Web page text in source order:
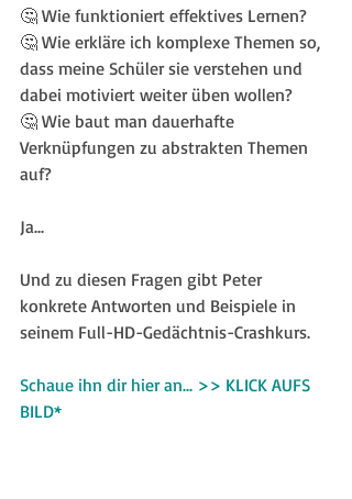
🤔 Wie funktioniert effektives Lernen?
🤔 Wie erkläre ich komplexe Themen so,
dass meine Schüler sie verstehen und
dabei motiviert weiter üben wollen?
🤔 Wie baut man dauerhafte
Verknüpfungen zu abstrakten Themen
auf?
Ja...
Und zu diesen Fragen gibt Peter
konkrete Antworten und Beispiele in
seinem Full-HD-Gedächtnis-Crashkurs.
Schaue ihn dir hier an... >> KLICK AUFS
BILD*